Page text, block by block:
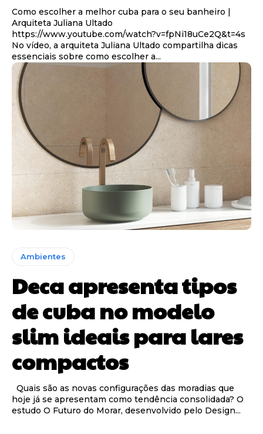
Como escolher a melhor cuba para o seu banheiro |
Arquiteta Juliana Ultado
https://www.youtube.com/watch?v=fpNi18uCe2Q&t=4s
No vídeo, a arquiteta Juliana Ultado compartilha dicas
essenciais sobre como escolher a...
Ambientes
Deca apresenta tipos
de cuba no modelo
slim ideais para lares
compactos
hoje já se apresentam como tendência consolidada? O
estudo O Futuro do Morar, desenvolvido pelo Design...